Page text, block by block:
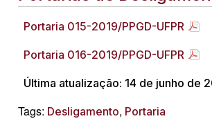
Portaria 015-2019/PPGD-UFPR
Portaria 016-2019/PPGD-UFPR
Última atualização: 14 de junho de
Tags: Desligamento, Portaria